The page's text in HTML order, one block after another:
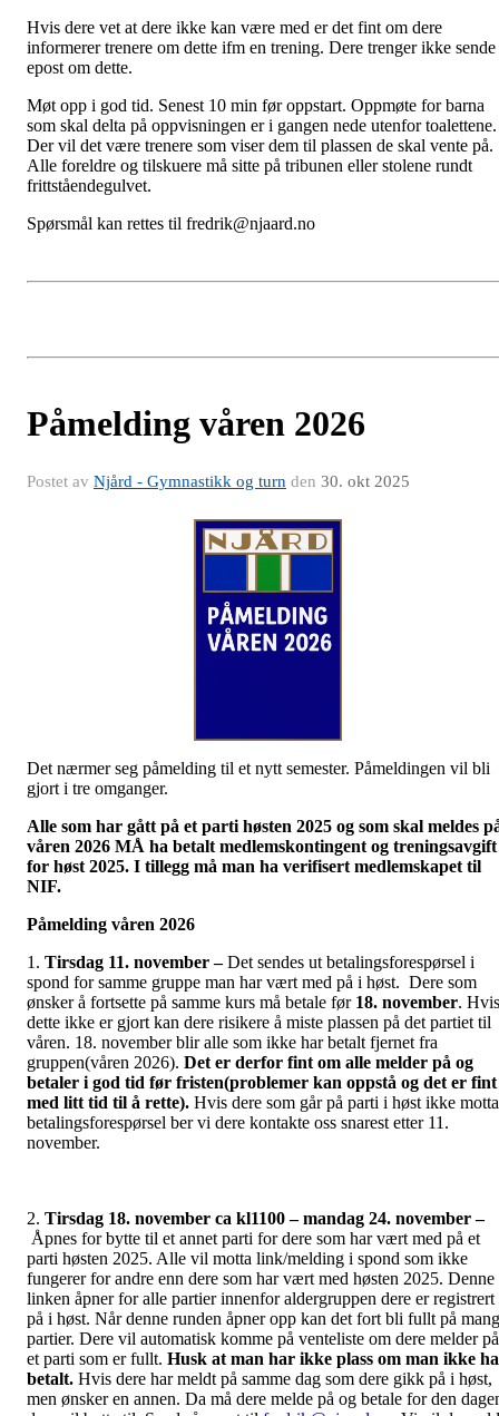
Hvis dere vet at dere ikke kan være med er det fint om dere
informerer trenere om dette ifm en trening. Dere trenger ikke sende
epost om dette.
Møt opp i god tid. Senest 10 min før oppstart. Oppmøte for barna
som skal delta på oppvisningen er i gangen nede utenfor toalettene.
Der vil det være trenere som viser dem til plassen de skal vente på.
Alle foreldre og tilskuere må sitte på tribunen eller stolene rundt
frittståendegulvet.
Spørsmål kan rettes til fredrik@njaard.no
Påmelding våren 2026
Postet av Njård - Gymnastikk og turn den 30. okt 2025
Det nærmer seg påmelding til et nytt semester. Påmeldingen vil bli
gjort i tre omganger.
Alle som har gått på et parti høsten 2025 og som skal meldes
våren 2026 MÅ ha betalt medlemskontingent og treningsavgift
for høst 2025. I tillegg må man ha verifisert medlemskapet til
NIF.
Påmelding våren 2026
1. Tirsdag 11. november –Det sendes ut betalingsforespørsel i
spond for samme gruppe man har vært med på i høst. Dere som
ønsker å fortsette på samme kurs må betale før 18. november. Hvis
dette ikke er gjort kan dere risikere å miste plassen på det partiet til
våren. 18. november blir alle som ikke har betalt fjernet fra
gruppen(våren 2026). Det er derfor fint om alle melder på og
betaler i god tid før fristen(problemer kan oppstå og det er fint
med litt tid til å rette). Hvis dere som går på parti i høst ikke
betalingsforespørsel ber vi dere kontakte oss snarest etter 11.
november.
2. Tirsdag 18. november ca kl1100 – mandag 24. november –
Åpnes for bytte til et annet parti for dere som har vært med på et
parti høsten 2025. Alle vil motta link/melding i spond som ikke
fungerer for andre enn dere som har vært med høsten 2025. Denne
linken åpner for alle partier innenfor aldergruppen dere er registrert
på i høst. Når denne runden åpner opp kan det fort bli fullt på
partier. Dere vil automatisk komme på venteliste om dere melder på
et parti som er fullt. Husk at man har ikke plass om man ikke
betalt. Hvis dere har meldt på samme dag som dere gikk på i høst,
men ønsker en annen. Da må dere melde på og betale for den